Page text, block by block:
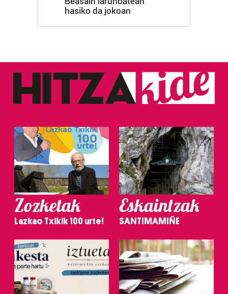
hasiko da jokoan
Zozketak
Lazkao Txikik 100 urte!
Eskaintzak
SANTIMAMIÑE